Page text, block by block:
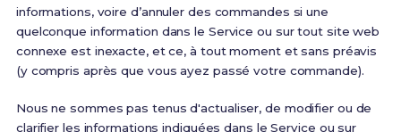
informations, voire d’annuler des commandes si une
quelconque information dans le Service ou sur tout site web
connexe est inexacte, et ce, à tout moment et sans préavis
(y compris après que vous ayez passé votre commande).
Nous ne sommes pas tenus d'actualiser, de modifier ou de
clarifier les informations indiquées dans le Service ou sur